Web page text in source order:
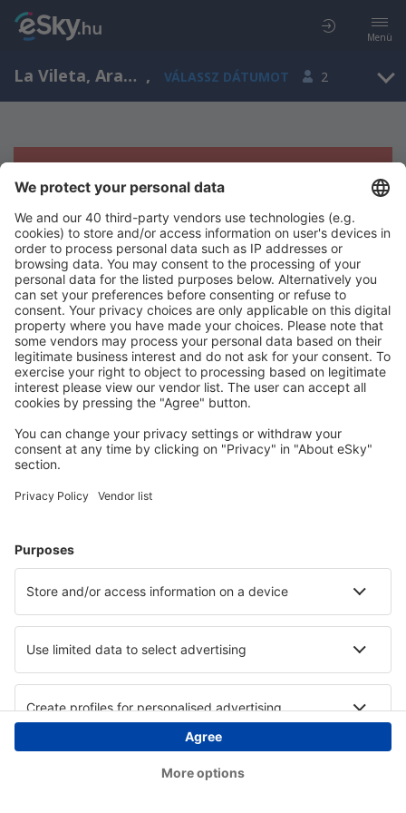
Menü
La Vileta, Aragon, Spanyolország , VÁLASSZ DÁTUMOT 2
Sajnos semmilyen eredménnyel nem
szolgálhatunk.
Próbáld meg még egyszer más kritériumot kiválasztva
Copyright © eSky.hu Minden jog fenntartva.